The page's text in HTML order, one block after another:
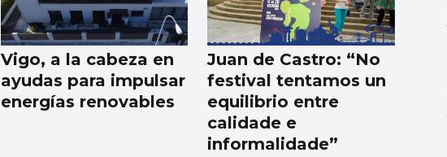
Vigo, a la cabeza en
ayudas para impulsar
energías renovables
Juan de Castro: “No
festival tentamos un
equilibrio entre
calidade e
informalidade”